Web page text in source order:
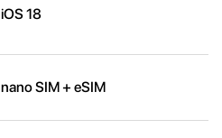
iOS 18
nano SIM + eSIM